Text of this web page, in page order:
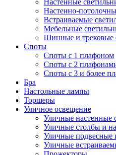
Настенные
Настенно-
Встраиваемые
Мебельные
Шинные и трековые
Споты
Споты с 1 плафоном
Споты с 2
Споты с 3 и более
Бра
Настольные лампы
Торшеры
Уличное освещение
Уличные настенные
Уличные столбы и
Уличные подвесные
Уличные